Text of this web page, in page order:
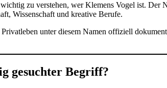
zu verstehen, wer Klemens Vogel ist. Der
Wissenschaft und kreative Berufe.
Privatleben unter diesem Namen offiziell
gesuchter Begriff?